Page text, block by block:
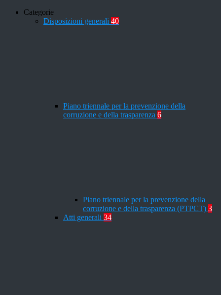
Categorie
Disposizioni generali 40
Piano triennale per la prevenzione della
corruzione e della trasparenza 6
Piano triennale per la prevenzione della
corruzione e della trasparenza (PTPCT) 3
Atti generali 34